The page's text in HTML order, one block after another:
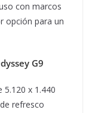
con marcos
opción para un
G9
x 1.440
refresco